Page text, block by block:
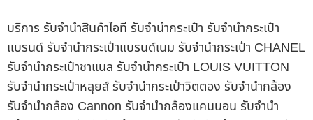
บริการ รับจำนำสินค้าไอที รับจำนำกระเป๋า รับจำนำกระเป๋า
แบรนด์ รับจำนำกระเป๋าแบรนด์เนม รับจำนำกระเป๋า CHANEL
รับจำนำกระเป๋าชาแนล รับจำนำกระเป๋า LOUIS VUITTON
รับจำนำกระเป๋าหลุยส์ รับจำนำกระเป๋าวิตตอง รับจำนำกล้อง
รับจำนำกล้อง Cannon รับจำนำกล้องแคนนอน รับจำนำ